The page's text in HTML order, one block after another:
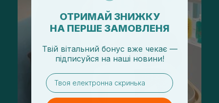
ОТРИМАЙ ЗНИЖКУ
НА ПЕРШЕ ЗАМОВЛЕНЯ
Твій вітальний бонус вже чекає —
підписуйся на наші новини!
email